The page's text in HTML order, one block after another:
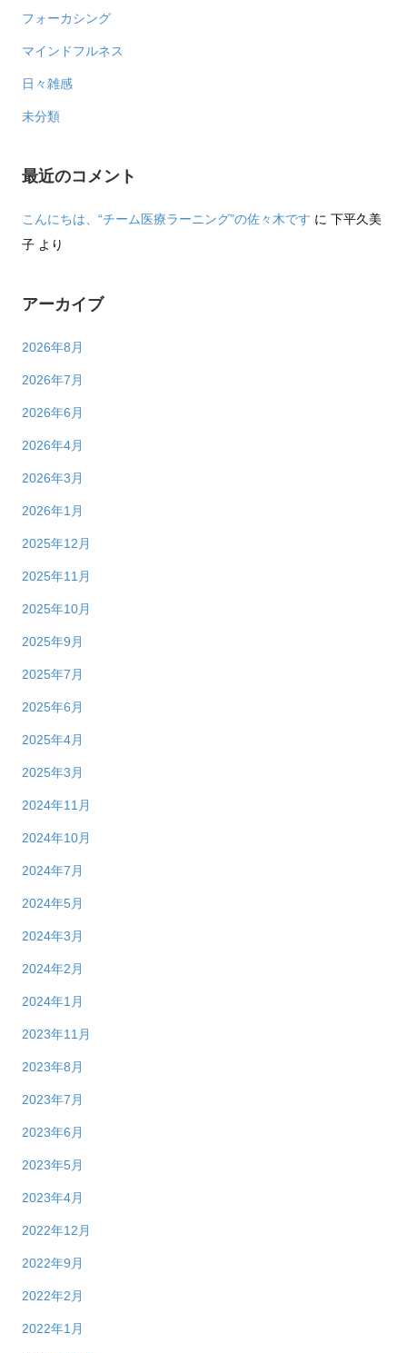
フォーカシング
マインドフルネス
日々雑感
未分類
最近のコメント
こんにちは、“チーム医療ラーニング”の佐々木です に 下平久美
子 より
アーカイブ
2026年8月
2026年7月
2026年6月
2026年4月
2026年3月
2026年1月
2025年12月
2025年11月
2025年10月
2025年9月
2025年7月
2025年6月
2025年4月
2025年3月
2024年11月
2024年10月
2024年7月
2024年5月
2024年3月
2024年2月
2024年1月
2023年11月
2023年8月
2023年7月
2023年6月
2023年5月
2023年4月
2022年12月
2022年9月
2022年2月
2022年1月